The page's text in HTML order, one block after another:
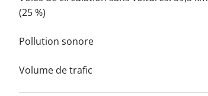
(25 %)
Pollution sonore
Volume de trafic